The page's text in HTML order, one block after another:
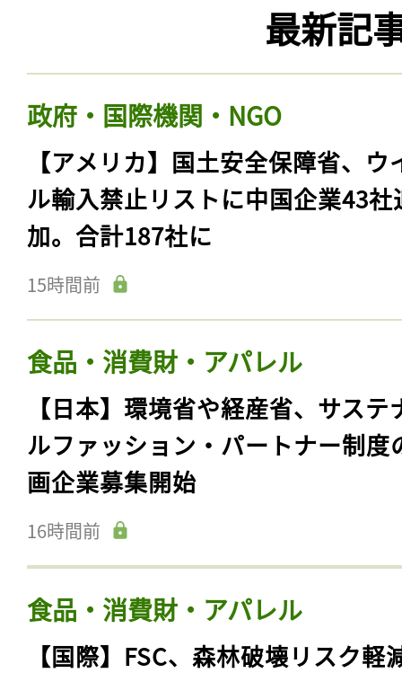
最新記
政府・国際機関・NGO
【アメリカ】国土安全保障省、ウ
ル輸入禁止リストに中国企業43社
加。合計187社に
15時間前
食品・消費財・アパレル
【日本】環境省や経産省、サステ
ルファッション・パートナー制度
画企業募集開始
16時間前
食品・消費財・アパレル
【国際】FSC、森林破壊リスク軽